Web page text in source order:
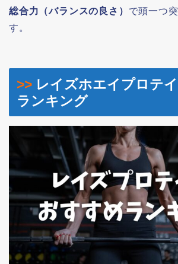
総合力（バランスの良さ） で頭一つ
す。
>> レイズホエイプロテ
ランキング